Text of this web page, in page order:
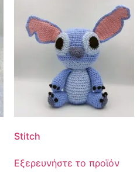
Stitch
Εξερευνήστε το προϊόν